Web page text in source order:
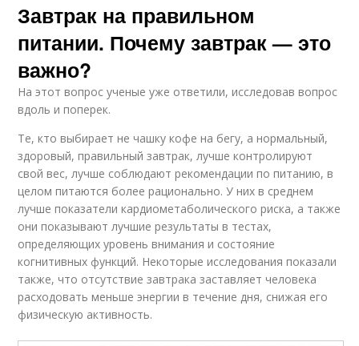
Завтрак на правильном
питании. Почему завтрак — это
важно?
На этот вопрос ученые уже ответили, исследовав вопрос
вдоль и поперек.
Те, кто выбирает не чашку кофе на бегу, а нормальный,
здоровый, правильный завтрак, лучше контролируют
свой вес, лучше соблюдают рекомендации по питанию, в
целом питаются более рационально. У них в среднем
лучше показатели кардиометаболического риска, а также
они показывают лучшие результаты в тестах,
определяющих уровень внимания и состояние
когнитивных функций. Некоторые исследования показали
также, что отсутствие завтрака заставляет человека
расходовать меньше энергии в течение дня, снижая его
физическую активность.